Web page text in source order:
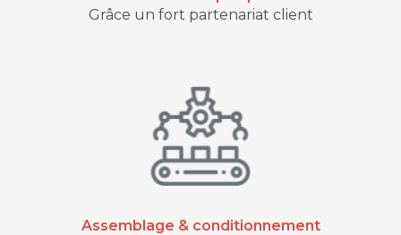
Grâce un fort partenariat client
Assemblage & conditionnement